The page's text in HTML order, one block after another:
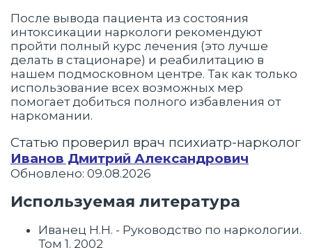
После вывода пациента из состояния
интоксикации наркологи рекомендуют
пройти полный курс лечения (это лучше
делать в стационаре) и реабилитацию в
нашем подмосковном центре. Так как только
использование всех возможных мер
помогает добиться полного избавления от
наркомании.
Статью проверил врач психиатр-нарколог
Иванов Дмитрий Александрович
Обновлено: 09.08.2026
Используемая литература
Иванец Н.Н. - Руководство по наркологии.
Том 1. 2002